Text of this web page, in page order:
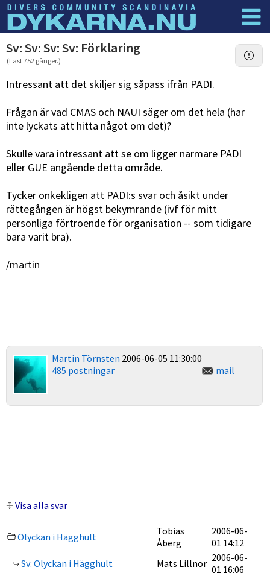
Dyknyheter Logga in
Sv: Sv: Sv: Sv: Förklaring
(Läst 752 gånger.)
Intressant att det skiljer sig såpass ifrån PADI.
Frågan är vad CMAS och NAUI säger om det hela (har
inte lyckats att hitta något om det)?
Skulle vara intressant att se om ligger närmare PADI
eller GUE angående detta område.
Tycker onkekligen att PADI:s svar och åsikt under
rättegången är högst bekymrande (ivf för mitt
personliga förtroende för organisation -- som tidigare
bara varit bra).
/martin
Martin Törnsten 2006-06-05 11:30:00
485 postningar
mail
Visa alla svar
Olyckan i Hägghult
Tobias
Åberg
2006-06-
01 14:12
Sv: Olyckan i Hägghult
Mats Lillnor 2006-06-
01 16:06